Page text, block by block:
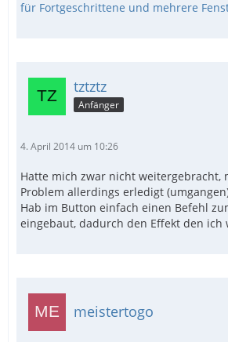
für Fortgeschrittene und mehrere
tztztz
Anfänger
4. April 2014 um 10:26
Hatte mich zwar nicht weitergebracht,
Problem allerdings erledigt
Hab im Button einfach einen Befehl
eingebaut, dadurch den Effekt den ich
meistertogo